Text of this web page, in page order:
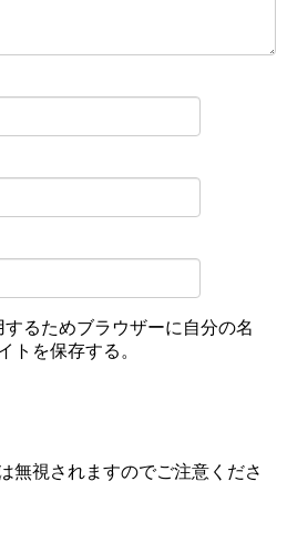
るためブラウザーに自分の名
トを保存する。
無視されますのでご注意くださ